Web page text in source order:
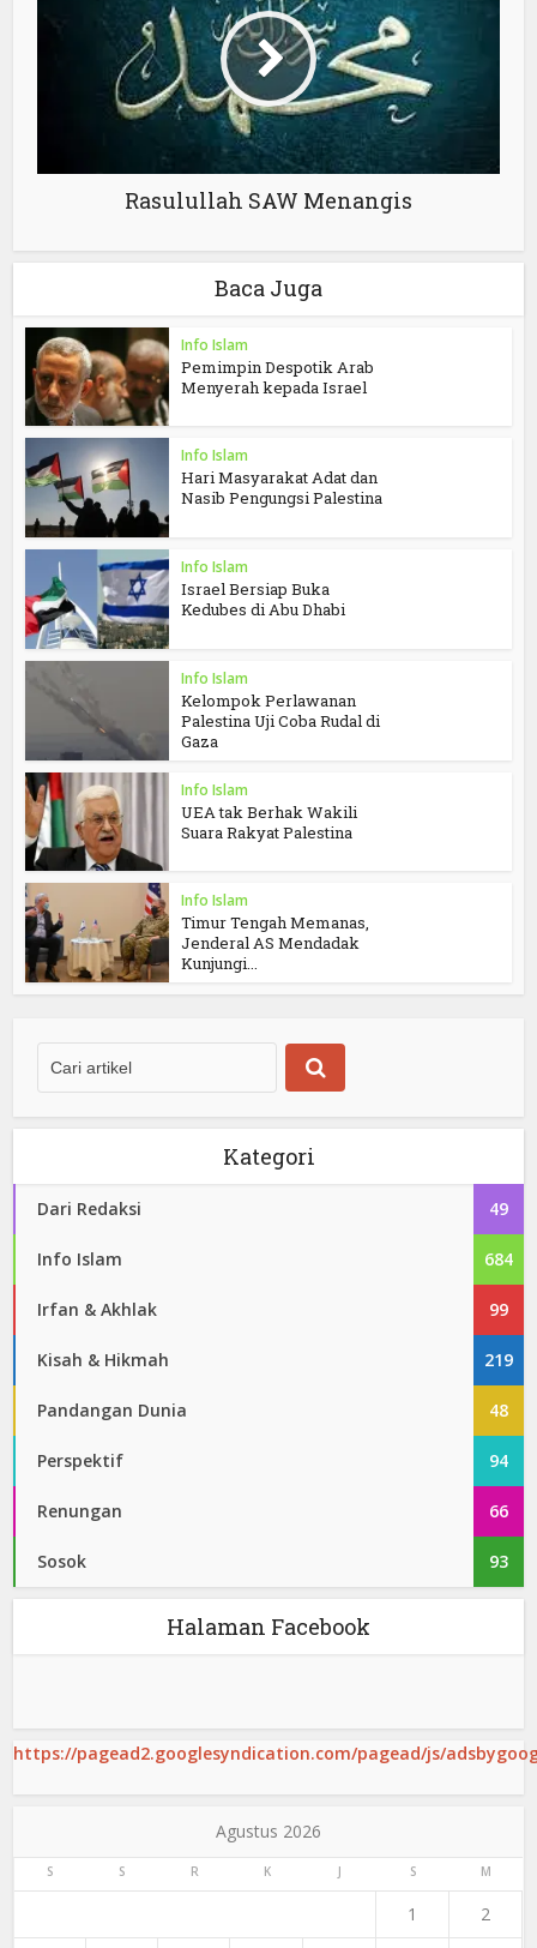
Rasulullah SAW Menangis
Baca Juga
Info Islam
Pemimpin Despotik Arab
Menyerah kepada Israel
Info Islam
Hari Masyarakat Adat dan
Nasib Pengungsi Palestina
Info Islam
Israel Bersiap Buka
Kedubes di Abu Dhabi
Info Islam
Kelompok Perlawanan
Palestina Uji Coba Rudal di
Gaza
Info Islam
UEA tak Berhak Wakili
Suara Rakyat Palestina
Info Islam
Timur Tengah Memanas,
Jenderal AS Mendadak
Kunjungi...
Kategori
Dari Redaksi 49
Info Islam 684
Irfan & Akhlak 99
Kisah & Hikmah 219
Pandangan Dunia 48
Perspektif 94
Renungan 66
Sosok 93
Halaman Facebook
https://pagead2.googlesyndication.com/pagead/js/
Agustus 2026
S S R K J S M
1 2